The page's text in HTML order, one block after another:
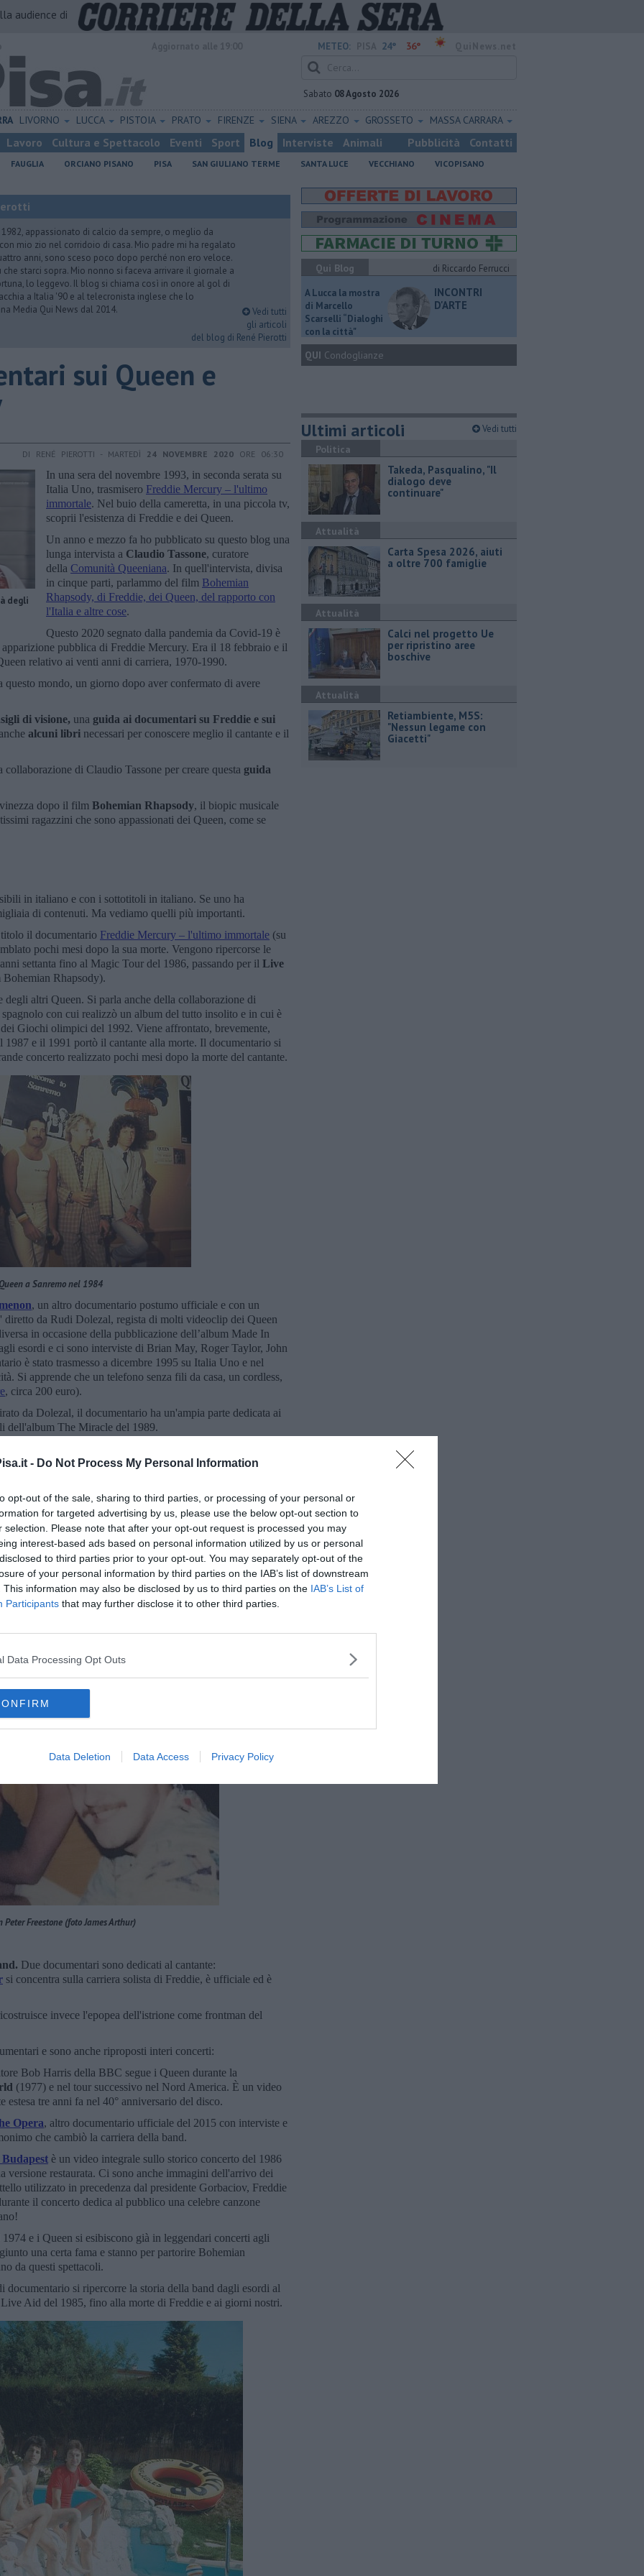
- Do Not Process My Personal Information
opt-out of the sale, sharing to third parties, or processing of your personal or
for targeted advertising by us, please use the below opt-out section to
selection. Please note that after your opt-out request is processed you may
interest-based ads based on personal information utilized by us or personal
to third parties prior to your opt-out. You may separately opt-out of the
of your personal information by third parties on the IAB’s list of downstream
This information may also be disclosed by us to third parties on the IAB’s List of
Participants that may further disclose it to other third parties.
Data Processing Opt Outs
Data Deletion Data Access Privacy Policy
audience di
METEO: 24° 36°
Sabato 08 Agosto 2026
LIVORNO LUCCA PISTOIA PRATO FIRENZE SIENA AREZZO GROSSETO MASSA CARRARA
Lavoro Cultura e Spettacolo Eventi Sport Blog Interviste Animali Pubblicità Contatti
FAUGLIA ORCIANO PISANO PISA SAN GIULIANO TERME SANTA LUCE VECCHIANO VICOPISANO
appassionato di calcio da sempre, o meglio da
mio zio nel corridoio di casa. Mio padre mi ha regalato
anni, sono sceso poco dopo perché non ero veloce.
starci sopra. Mio nonno si faceva arrivare il giornale a
lo leggevo. Il blog si chiama così in onore al gol di
a Italia '90 e al telecronista inglese che lo
Media Qui News dal 2014.
Vedi tutti
gli articoli
del blog di René Pierotti
sui Queen e
DI RENÉ PIEROTTI - MARTEDÌ 24 NOVEMBRE 2020 ORE 06:30
degli
In una sera del novembre 1993, in seconda serata su
Italia Uno, trasmisero Freddie Mercury – l'ultimo
immortale. Nel buio della cameretta, in una piccola tv,
scoprii l'esistenza di Freddie e dei Queen.
Un anno e mezzo fa ho pubblicato su questo blog una
lunga intervista a Claudio Tassone, curatore
della Comunità Queeniana. In quell'intervista, divisa
in cinque parti, parlammo del film Bohemian
Rhapsody, di Freddie, dei Queen, del rapporto con
l'Italia e altre cose.
Questo 2020 segnato dalla pandemia da Covid-19 è
pubblica di Freddie Mercury. Era il 18 febbraio e il
relativo ai venti anni di carriera, 1970-1990.
questo mondo, un giorno dopo aver confermato di avere
di visione, una guida ai documentari su Freddie e sui
alcuni libri necessari per conoscere meglio il cantante e il
di Claudio Tassone per creare questa guida
dopo il film Bohemian Rhapsody, il biopic musicale
ragazzini che sono appassionati dei Queen, come se
in italiano e con i sottotitoli in italiano. Se uno ha
di contenuti. Ma vediamo quelli più importanti.
il documentario Freddie Mercury – l'ultimo immortale (su
pochi mesi dopo la sua morte. Vengono ripercorse le
settanta fino al Magic Tour del 1986, passando per il Live
Rhapsody).
degli altri Queen. Si parla anche della collaborazione di
spagnolo con cui realizzò un album del tutto insolito e in cui è
Giochi olimpici del 1992. Viene affrontato, brevemente,
e il 1991 portò il cantante alla morte. Il documentario si
concerto realizzato pochi mesi dopo la morte del cantante.
a Sanremo nel 1984
, un altro documentario postumo ufficiale e con un
diretto da Rudi Dolezal, regista di molti videoclip dei Queen
in occasione della pubblicazione dell’album Made In
esordi e ci sono interviste di Brian May, Roger Taylor, John
è stato trasmesso a dicembre 1995 su Italia Uno e nel
Si apprende che un telefono senza fili da casa, un cordless,
, circa 200 euro).
da Dolezal, il documentario ha un'ampia parte dedicata ai
dell'album The Miracle del 1989.
fortuna questa versione è anche su YouTube, con i sottotitoli
della Comunità Queeniana Italiana:
sfera sentimentale del grandissimo frontman e artista che
si trovava sotto i riflettori. Qualcuno potrebbe trovarlo a
riservatezza che contraddistingueva il protagonista, ma è un
e interviste ai diretti interessati.
e ufficiale sulla storia dei Queen lo trova inDays Of
del loro 40° anniversario.
consultando la rete, troveranno tanto materiale sottotitolato
Barbara Mucci
Peter Freestone (foto James Arthur)
Due documentari sono dedicati al cantante:
si concentra sulla carriera solista di Freddie, è ufficiale ed è
invece l'epopea dell'istrione come frontman del
e sono anche riproposti interi concerti:
Bob Harris della BBC segue i Queen durante la
(1977) e nel tour successivo nel Nord America. È un video
tre anni fa nel 40° anniversario del disco.
Opera, altro documentario ufficiale del 2015 con interviste e
che cambiò la carriera della band.
è un video integrale sullo storico concerto del 1986
versione restaurata. Ci sono anche immagini dell'arrivo dei
utilizzato in precedenza dal presidente Gorbaciov, Freddie
il concerto dedica al pubblico una celebre canzone
1974 e i Queen si esibiscono già in leggendari concerti agli
una certa fama e stanno per partorire Bohemian
da questi spettacoli.
documentario si ripercorre la storia della band dagli esordi al
Aid del 1985, fino alla morte di Freddie e ai giorni nostri.
Qui Blog
di Riccardo Ferrucci
A Lucca la mostra
di Marcello
Scarselli “Dialoghi
con la città"
INCONTRI
D'ARTE
QUI Condoglianze
Ultimi articoli Vedi tutti
Politica
Takeda, Pasqualino, "Il
dialogo deve
continuare"
Attualità
Carta Spesa 2026, aiuti
a oltre 700 famiglie
Attualità
Calci nel progetto Ue
per ripristino aree
boschive
Attualità
Retiambiente, M5S:
"Nessun legame con
Giacetti"